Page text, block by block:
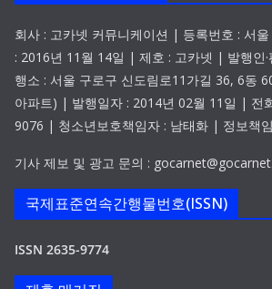
회사 : 고카넷 커뮤니케이션 | 등록번호 : 서
: 2016년 11월 14일 | 제호 : 고카넷 | 발행인
행소 : 서울 구로구 신도림로11가길 36, 6동
아파트) | 발행일자 : 2014년 02월 11일 | 전
9076 | 청소년보호책임자 : 남태화 | 정보책
기사 제보 및 광고 문의 :
국제표준연속간행물번호(ISSN)
ISSN 2635-9774